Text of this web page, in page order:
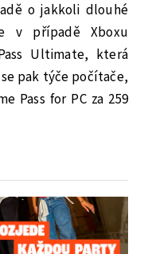
o jakkoli dlouhé
v případě Xboxu
Ultimate, která
pak týče počítače,
Pass for PC za 259